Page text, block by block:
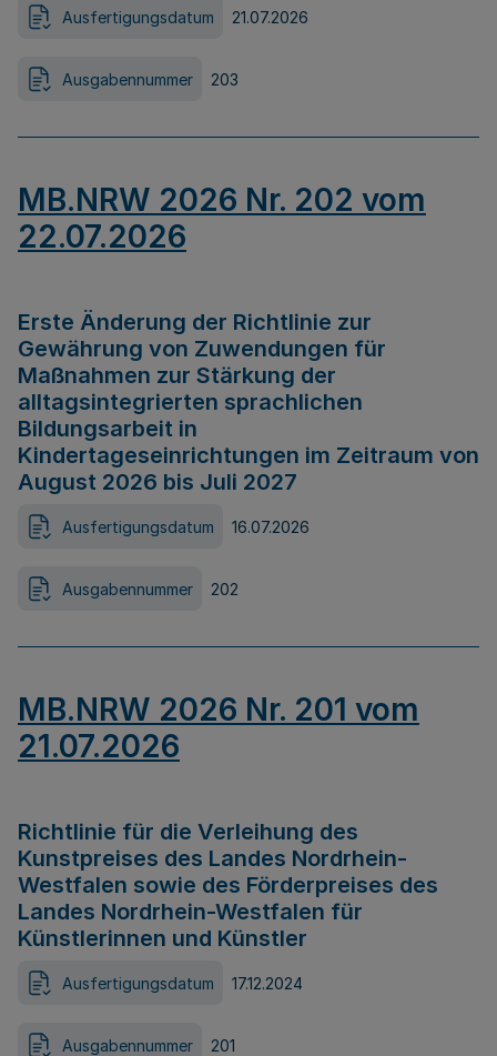
Ausfertigungsdatum 21.07.2026
Ausgabennummer 203
MB.NRW 2026 Nr. 202 vom
22.07.2026
Erste Änderung der Richtlinie zur
Gewährung von Zuwendungen für
Maßnahmen zur Stärkung der
alltagsintegrierten sprachlichen
Bildungsarbeit in
Kindertageseinrichtungen im Zeitraum von
August 2026 bis Juli 2027
Ausfertigungsdatum 16.07.2026
Ausgabennummer 202
MB.NRW 2026 Nr. 201 vom
21.07.2026
Richtlinie für die Verleihung des
Kunstpreises des Landes Nordrhein-
Westfalen sowie des Förderpreises des
Landes Nordrhein-Westfalen für
Künstlerinnen und Künstler
Ausfertigungsdatum 17.12.2024
Ausgabennummer 201